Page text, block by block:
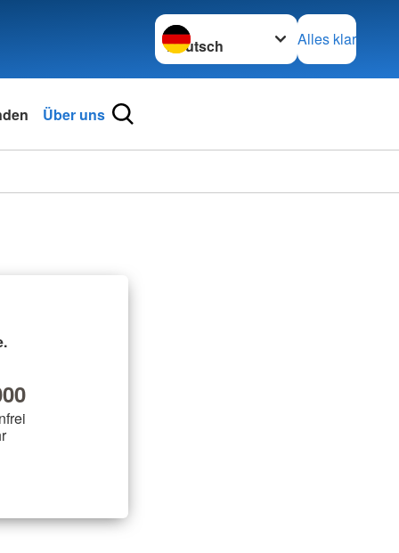
Sprache wechseln zu
Alles klar
Über uns